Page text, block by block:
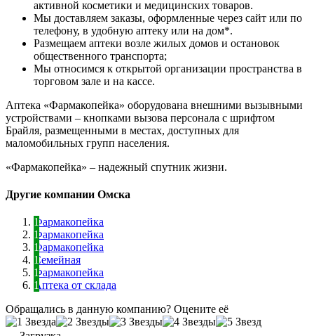
активной косметики и медицинских товаров.
Мы доставляем заказы, оформленные через сайт или по
телефону, в удобную аптеку или на дом*.
Размещаем аптеки возле жилых домов и остановок
общественного транспорта;
Мы относимся к открытой организации пространства в
торговом зале и на кассе.
Аптека «Фармакопейка» оборудована внешними вызывными
устройствами – кнопками вызова персонала с шрифтом
Брайля, размещенными в местах, доступных для
маломобильных групп населения.
«Фармакопейка» – надежный спутник жизни.
Другие компании Омска
Фармакопейка
Фармакопейка
Фармакопейка
Семейная
Фармакопейка
Аптека от склада
Обращались в данную компанию? Оцените её